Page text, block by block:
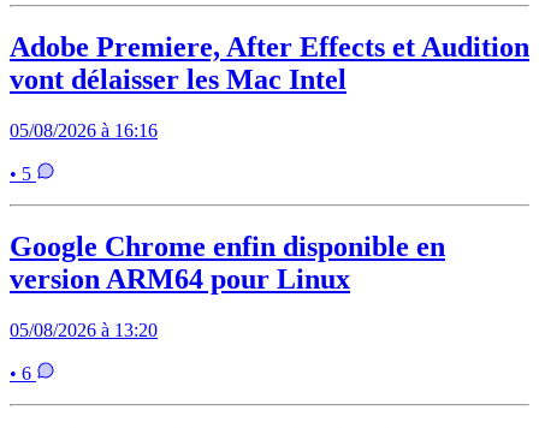
Adobe Premiere, After Effects et Audition
vont délaisser les Mac Intel
05/08/2026 à 16:16
• 5
Google Chrome enfin disponible en
version ARM64 pour Linux
05/08/2026 à 13:20
• 6